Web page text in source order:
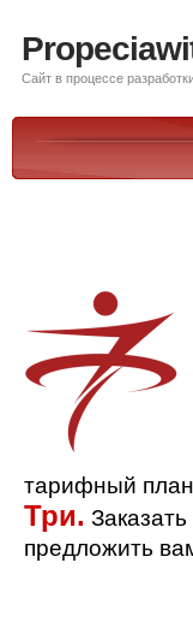
Сайт в процессе
тарифный план
Три.
предложить